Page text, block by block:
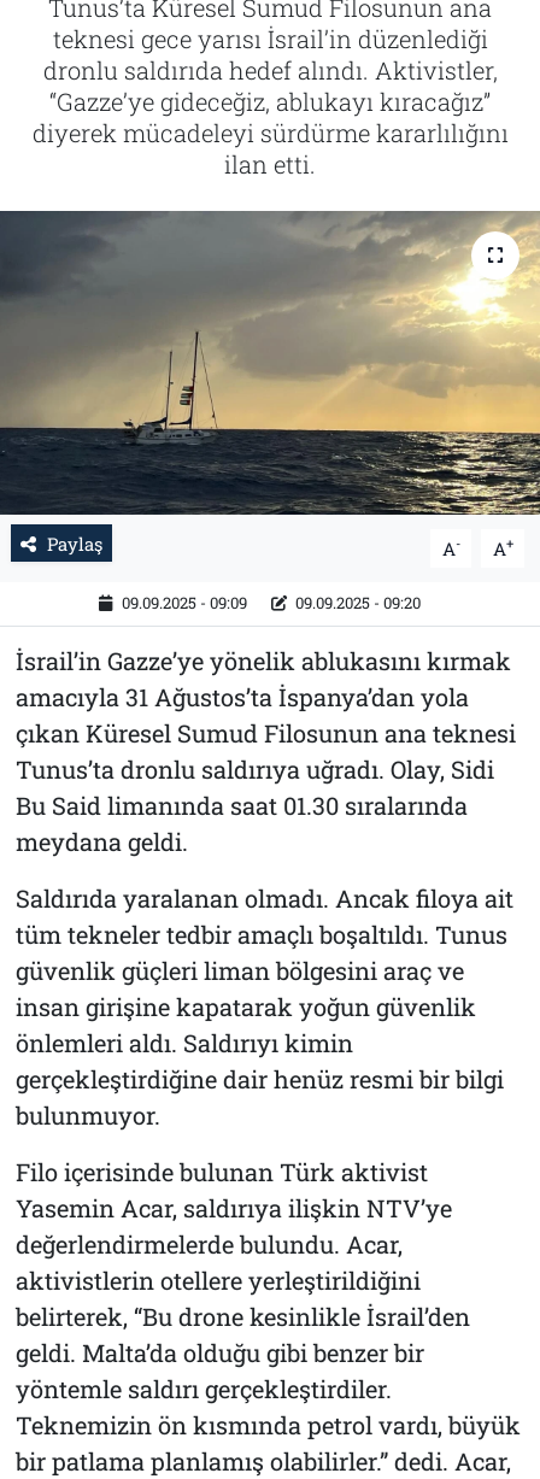
Tunus’ta Küresel Sumud Filosunun ana
teknesi gece yarısı İsrail’in düzenlediği
dronlu saldırıda hedef alındı. Aktivistler,
“Gazze’ye gideceğiz, ablukayı kıracağız”
diyerek mücadeleyi sürdürme kararlılığını
ilan etti.
Paylaş A- A+
09.09.2025 - 09:09 09.09.2025 - 09:20
İsrail’in Gazze’ye yönelik ablukasını kırmak
amacıyla 31 Ağustos’ta İspanya’dan yola
çıkan Küresel Sumud Filosunun ana teknesi
Tunus’ta dronlu saldırıya uğradı. Olay, Sidi
Bu Said limanında saat 01.30 sıralarında
meydana geldi.
Saldırıda yaralanan olmadı. Ancak filoya ait
tüm tekneler tedbir amaçlı boşaltıldı. Tunus
güvenlik güçleri liman bölgesini araç ve
insan girişine kapatarak yoğun güvenlik
önlemleri aldı. Saldırıyı kimin
gerçekleştirdiğine dair henüz resmi bir bilgi
bulunmuyor.
Filo içerisinde bulunan Türk aktivist
Yasemin Acar, saldırıya ilişkin NTV’ye
değerlendirmelerde bulundu. Acar,
aktivistlerin otellere yerleştirildiğini
belirterek, “Bu drone kesinlikle İsrail’den
geldi. Malta’da olduğu gibi benzer bir
yöntemle saldırı gerçekleştirdiler.
Teknemizin ön kısmında petrol vardı, büyük
bir patlama planlamış olabilirler.” dedi. Acar,
Tarih
İletişim
Künye